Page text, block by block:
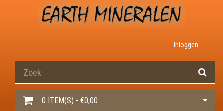
Inloggen
0 ITEM(S) - €0,00